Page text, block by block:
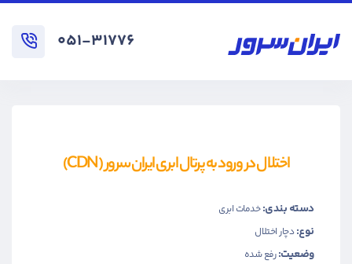
۰۵۱-۳۱۷۷۶
دسته بندی:خدمات ابری
نوع:دچار اختلال
وضعیت:رفع شده
اختلال در ورود به پرتال ابری ایران سرور (CDN)